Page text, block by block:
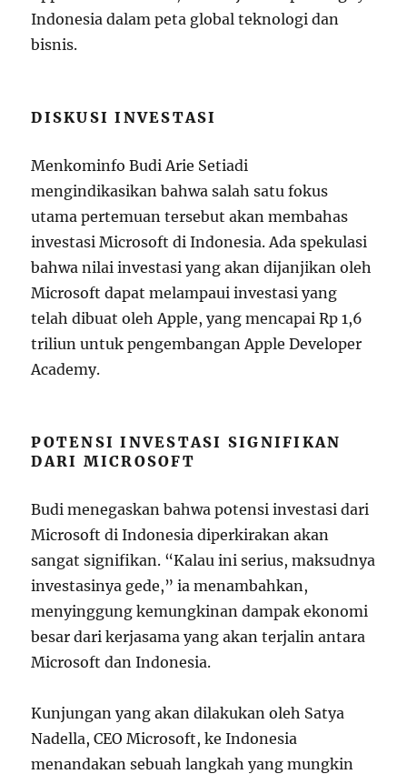
Indonesia dalam peta global teknologi dan
bisnis.
DISKUSI INVESTASI
Menkominfo Budi Arie Setiadi
mengindikasikan bahwa salah satu fokus
utama pertemuan tersebut akan membahas
investasi Microsoft di Indonesia. Ada spekulasi
bahwa nilai investasi yang akan dijanjikan oleh
Microsoft dapat melampaui investasi yang
telah dibuat oleh Apple, yang mencapai Rp 1,6
triliun untuk pengembangan Apple Developer
Academy.
POTENSI INVESTASI SIGNIFIKAN
DARI MICROSOFT
Budi menegaskan bahwa potensi investasi dari
Microsoft di Indonesia diperkirakan akan
sangat signifikan. “Kalau ini serius, maksudnya
investasinya gede,” ia menambahkan,
menyinggung kemungkinan dampak ekonomi
besar dari kerjasama yang akan terjalin antara
Microsoft dan Indonesia.
Kunjungan yang akan dilakukan oleh Satya
Nadella, CEO Microsoft, ke Indonesia
menandakan sebuah langkah yang mungkin